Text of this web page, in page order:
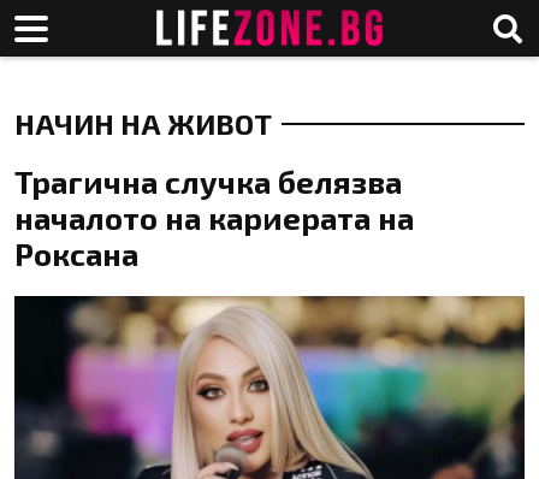
НАЧИН НА ЖИВОТ
Трагична случка белязва
началото на кариерата на
Роксана